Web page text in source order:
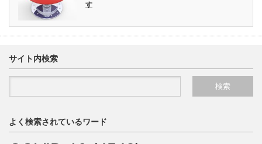
す
サイト内検索
よく検索されているワード